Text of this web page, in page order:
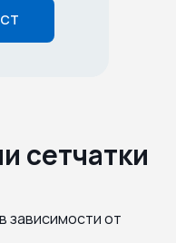
сетчатки
зависимости от